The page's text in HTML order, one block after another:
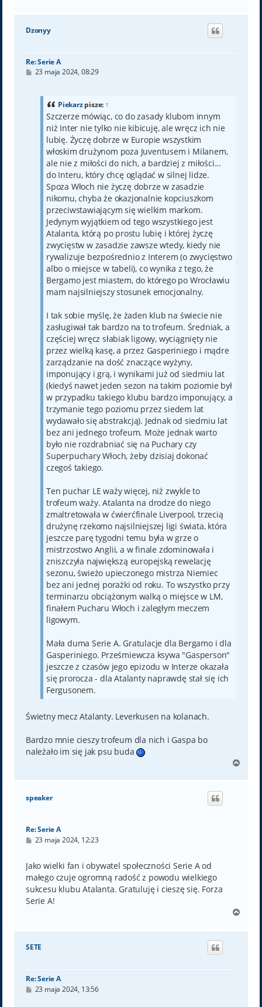
g
Dzonyy
Re: Serie A
P23 maja 2024, 08:29
Piekarzpisze: ↑
Szczerze mówiąc, co do zasady klubom innym
niż Inter nie tylko nie kibicuję, ale wręcz ich nie
lubię. Życzę dobrze w Europie wszystkim
włoskim drużynom poza Juventusem i Milanem,
ale nie z miłości do nich, a bardziej z miłości...
do Interu, który chcę oglądać w silnej lidze.
Spoza Włoch nie życzę dobrze w zasadzie
nikomu, chyba że okazjonalnie kopciuszkom
przeciwstawiającym się wielkim markom.
Jedynym wyjątkiem od tego wszystkiego jest
Atalanta, którą po prostu lubię i której życzę
zwycięstw w zasadzie zawsze wtedy, kiedy nie
rywalizuje bezpośrednio z Interem (o zwycięstwo
albo o miejsce w tabeli), co wynika z tego, że
Bergamo jest miastem, do którego po Wrocławiu
mam najsilniejszy stosunek emocjonalny.
I tak sobie myślę, że żaden klub na świecie nie
zasługiwał tak bardzo na to trofeum. Średniak, a
częściej wręcz słabiak ligowy, wyciągnięty nie
przez wielką kasę, a przez Gasperiniego i mądre
zarządzanie na dość znaczące wyżyny,
imponujący i grą, i wynikami już od siedmiu lat
(kiedyś nawet jeden sezon na takim poziomie był
w przypadku takiego klubu bardzo imponujący, a
trzymanie tego poziomu przez siedem lat
wydawało się abstrakcją). Jednak od siedmiu lat
bez ani jednego trofeum. Może jednak warto
było nie rozdrabniać się na Puchary czy
Superpuchary Włoch, żeby dzisiaj dokonać
czegoś takiego.
Ten puchar LE waży więcej, niż zwykle to
trofeum waży. Atalanta na drodze do niego
zmaltretowała w ćwierćfinale Liverpool, trzecią
drużynę rzekomo najsilniejszej ligi świata, która
jeszcze parę tygodni temu była w grze o
mistrzostwo Anglii, a w finale zdominowała i
zniszczyła największą europejską rewelację
sezonu, świeżo upieczonego mistrza Niemiec
bez ani jednej porażki od roku. To wszystko przy
terminarzu obciążonym walką o miejsce w LM,
finałem Pucharu Włoch i zaległym meczem
ligowym.
Mała duma Serie A. Gratulacje dla Bergamo i dla
Gasperiniego. Prześmiewcza ksywa "Gasperson"
jeszcze z czasów jego epizodu w Interze okazała
się prorocza - dla Atalanty naprawdę stał się ich
Fergusonem.
Świetny mecz Atalanty. Leverkusen na kolanach.
Bardzo mnie cieszy trofeum dla nich i Gaspa bo
należało im się jak psu buda
g
speaker
Re: Serie A
P
t
23 maja 2024, 12:23
Jako wielki fan i obywatel społeczności Serie A od
małego czuje ogromną radość z powodu wielkiego
sukcesu klubu Atalanta. Gratuluję i cieszę się. Forza
Serie A!
g
SETE
Re: Serie A
P23 maja 2024, 13:56